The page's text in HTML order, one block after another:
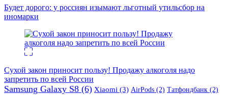
Будет дорого: у россиян изымают льготный утильсбор на
иномарки
Сухой закон приносит пользу! Продажу алкоголя надо
запретить по всей России
Samsung Galaxy S8 (6) Xiaomi (3) AirPods (2) Татфондбанк (2)